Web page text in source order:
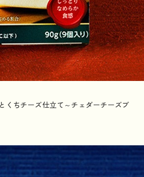
くちチーズ仕立て～チェダーチーズブ